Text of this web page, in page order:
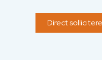
Direct